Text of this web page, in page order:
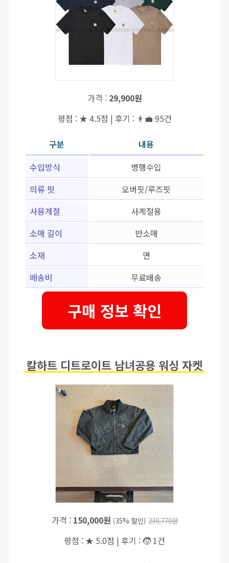
가격 : 29,900원
평점 : ★ 4.5점 | 후기 : 👨‍💼 95건
구분
내용
수입방식
병행수입
의류 핏
오버핏/루즈핏
사용계절
사계절용
소매 길이
반소매
소재
면
배송비
무료배송
구매 정보 확인
칼하트 디트로이트 남녀공용 워싱 자켓
가격 : 150,000원 (35% 할인) 230,770원
평점 : ★ 5.0점 | 후기 : 🧒 1건